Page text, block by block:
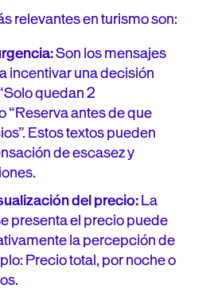
relevantes en turismo son:
Son los mensajes
incentivar una decisión
quedan 2
“Reserva antes de que
Estos textos pueden
de escasez y
del precio:La
presenta el precio puede
la percepción de
Precio total, por noche o